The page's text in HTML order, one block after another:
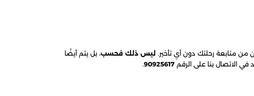
من متابعة رحلتك دون أي تأخير. ليس ذلك فحسب، بل يتم أيضًا
في الاتصال بنا على الرقم 90925617
.